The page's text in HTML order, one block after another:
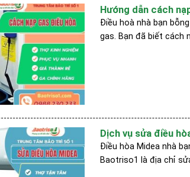
Hướng dẫn cách
Điều hoà nhà bạn
gas. Bạn đã biết cách
Dịch vụ sửa điều
Điều hòa Midea nhà
Baotriso1 là địa chỉ